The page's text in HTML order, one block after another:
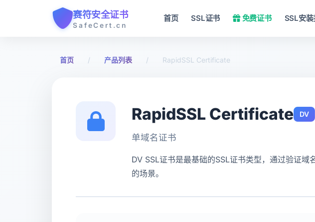
赛符安全证书
SafeCert.cn
首页 SSL证书 免费证书 SSL安
首页 / 产品列表 / RapidSSL Certificate
RapidSSL Certificate DV
单域名证书
DV SSL证书是最基础的SSL证书类型，通过验证
的场景。